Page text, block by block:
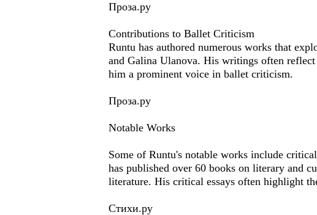
Проза.ру
Contributions to Ballet Criticism
Runtu has authored numerous works that
and Galina Ulanova. His writings often
him a prominent voice in ballet criticism.
Проза.ру
Notable Works
Some of Runtu's notable works include
has published over 60 books on literary and
literature. His critical essays often highlight
Стихи.ру